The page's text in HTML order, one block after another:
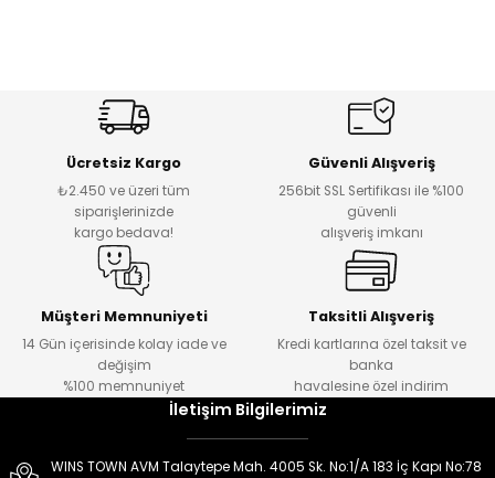
Ücretsiz Kargo
₺2.450 ve üzeri tüm
siparişlerinizde
kargo bedava!
Güvenli Alışveriş
256bit SSL Sertifikası ile %100
güvenli
alışveriş imkanı
Müşteri Memnuniyeti
14 Gün içerisinde kolay iade ve
değişim
%100 memnuniyet
Taksitli Alışveriş
Kredi kartlarına özel taksit ve
banka
havalesine özel indirim
İletişim Bilgilerimiz
WINS TOWN AVM Talaytepe Mah. 4005 Sk. No:1/A 183 İç Kapı No:78